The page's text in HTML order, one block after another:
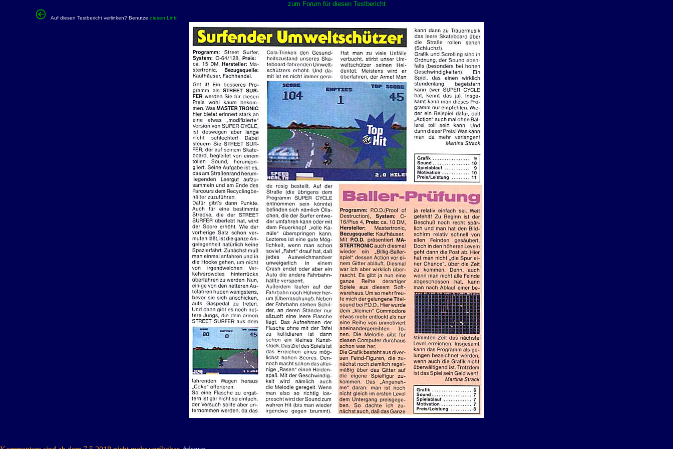
zum Forum für diesen Testbericht
Auf diesen Testbericht verlinken? Benutze diesen Link!